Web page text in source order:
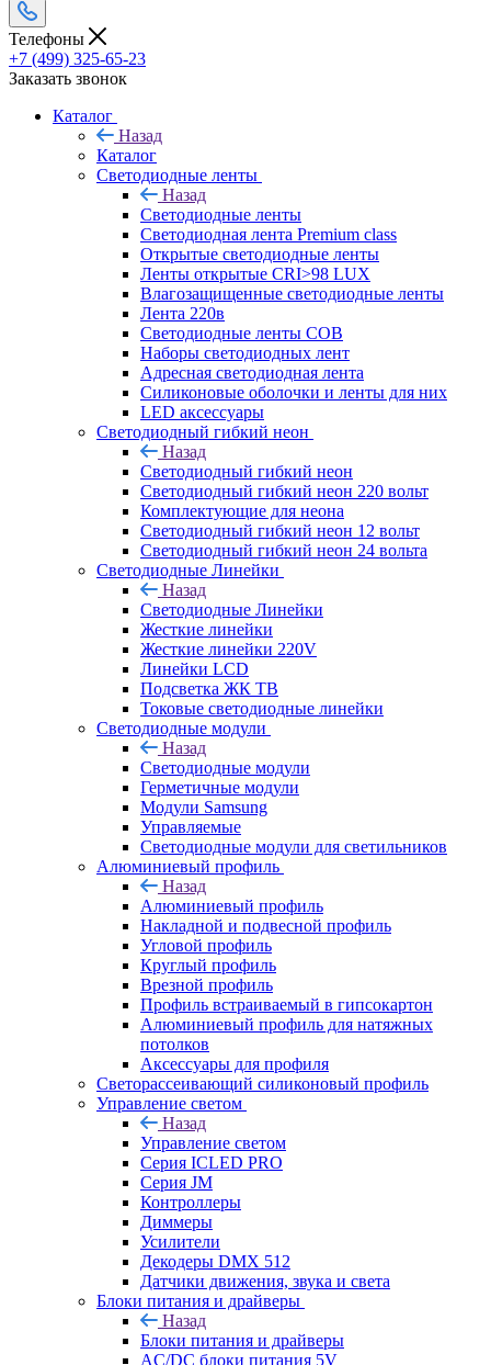
Телефоны
+7 (499) 325-65-23
Заказать звонок
Каталог
Назад
Каталог
Светодиодные ленты
Назад
Светодиодные ленты
Светодиодная лента Premium class
Открытые светодиодные ленты
Ленты открытые CRI>98 LUX
Влагозащищенные светодиодные ленты
Лента 220в
Светодиодные ленты COB
Наборы светодиодных лент
Адресная светодиодная лента
Силиконовые оболочки и ленты для них
LED аксессуары
Светодиодный гибкий неон
Назад
Светодиодный гибкий неон
Светодиодный гибкий неон 220 вольт
Комплектующие для неона
Светодиодный гибкий неон 12 вольт
Светодиодный гибкий неон 24 вольта
Светодиодные Линейки
Назад
Светодиодные Линейки
Жесткие линейки
Жесткие линейки 220V
Линейки LCD
Подсветка ЖК ТВ
Токовые светодиодные линейки
Светодиодные модули
Назад
Светодиодные модули
Герметичные модули
Модули Samsung
Управляемые
Светодиодные модули для светильников
Алюминиевый профиль
Назад
Алюминиевый профиль
Накладной и подвесной профиль
Угловой профиль
Круглый профиль
Врезной профиль
Профиль встраиваемый в гипсокартон
Алюминиевый профиль для натяжных
потолков
Аксессуары для профиля
Светорассеивающий силиконовый профиль
Управление светом
Назад
Управление светом
Серия ICLED PRO
Серия JM
Контроллеры
Диммеры
Усилители
Декодеры DMX 512
Датчики движения, звука и света
Блоки питания и драйверы
Назад
Блоки питания и драйверы
AC/DC блоки питания 5V